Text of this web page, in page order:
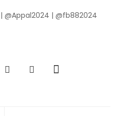
@Appal2024 | @fb882024